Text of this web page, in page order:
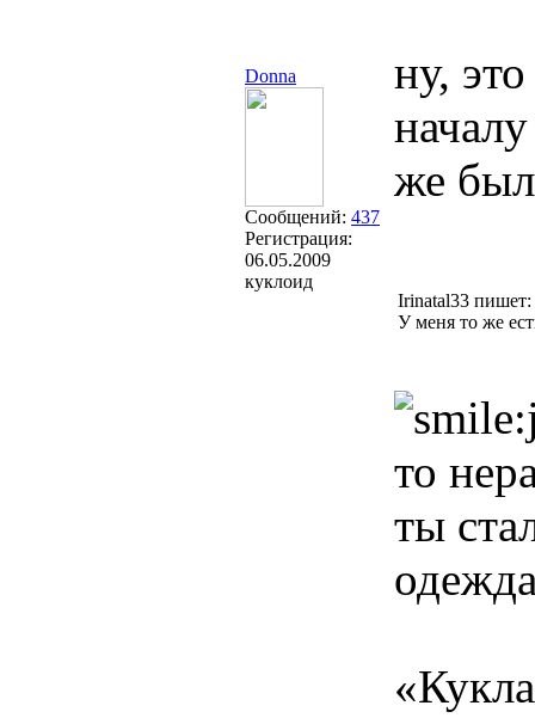
Donna
Сообщений: 437
Регистрация:
06.05.2009
куклоид
ну,
же
Irinatal33 пишет:
У меня то же
то
ты